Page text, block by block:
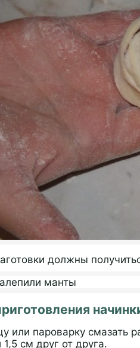
должны
или пароварку смазать
1,5 см друг от друга.